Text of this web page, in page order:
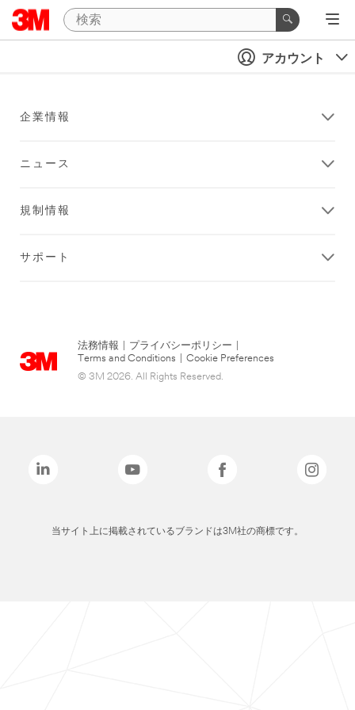
アカウント
企業情報
ニュース
規制情報
サポート
法務情報 プライバシーポリシー
Terms and Conditions
Cookie Preferences
© 3M 2026. All Rights Reserved.
当サイト上に掲載されているブランドは3M社の商標です。